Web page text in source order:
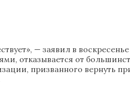
— заявил в
отказывается от
призванного